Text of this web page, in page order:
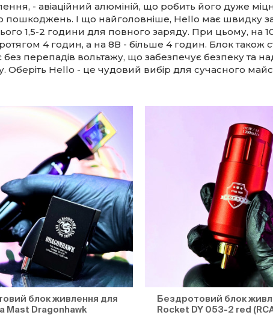
- авіаційний алюміній, що робить його дуже
пошкоджень. І що найголовніше, Hello має швидку
1,5-2 години для повного заряду. При цьому, на
4 годин, а на 8В - більше 4 годин. Блок також
перепадів вольтажу, що забезпечує безпеку та
Оберіть Hello - це чудовий вибір для сучасного
блок живлення для
Mast Dragonhawk
Бездротовий блок
Rocket DY 053-2 red